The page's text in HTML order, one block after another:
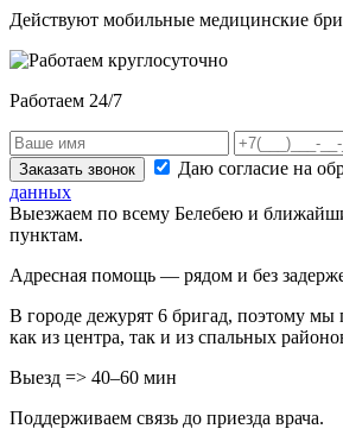
Действуют мобильные медицинские
Работаем 24/7
Заказать звонок Даю согласие на
данных
Выезжаем по всему Белебею и
пунктам.
Адресная помощь — рядом и без
В городе дежурят 6 бригад, поэтому
как из центра, так и из спальных
Выезд => 40–60 мин
Поддерживаем связь до приезда врача.